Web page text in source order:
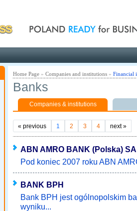
Home Page » Companies and institutions » Financial
Banks
Companies & institutions
« previous 1 2 3 4 next»
ABN AMRO BANK (Polska) SA
Pod koniec 2007 roku ABN
BANK BPH
Bank BPH jest ogólnopolskim
wyniku...